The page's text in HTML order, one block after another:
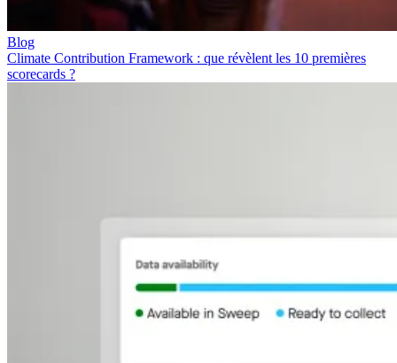
Blog
Climate Contribution Framework : que révèlent les 10 premières
scorecards ?